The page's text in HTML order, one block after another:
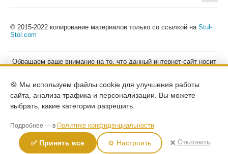
© 2015-2022 копирование материалов только со ссылкой на Stul-
Stol.com
Обращаем ваше внимание на то, что данный интернет-сайт носит
положениями Статьи 437 (2) Гражданского кодекса Российской
Федерации. Для получения подробной информации о наличии и
стоимости указанных товаров, пожалуйста, обращайтесь к
менеджерам компании по телефону.
Политика конфиденциальности
данных согласие на обработку персональных данных
🍪 Мы используем файлы cookie для улучшения работы
сайта, анализа трафика и персонализации. Вы можете
выбрать, какие категории разрешить.
Подробнее — в Политике конфиденциальности
✅ Принять все ⚙️ Настроить ✖️ Отклонить